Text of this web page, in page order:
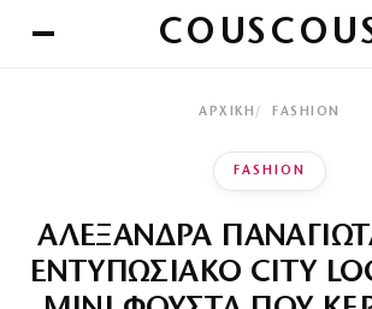
ΑΡΧΙΚΉ FASHION
FASHION
ΑΛΕΞΑΝΔΡΑ
ΕΝΤΥΠΩΣΙΑΚΟ CITY